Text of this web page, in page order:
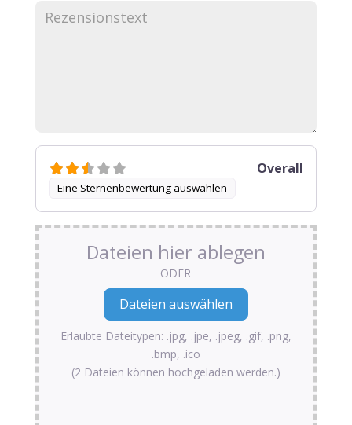
Eine Sternenbewertung auswählen
Overall
Dateien hier ablegen
ODER
Erlaubte Dateitypen: .jpg, .jpe, .jpeg, .gif, .png,
.bmp, .ico
(2 Dateien können hochgeladen werden.)